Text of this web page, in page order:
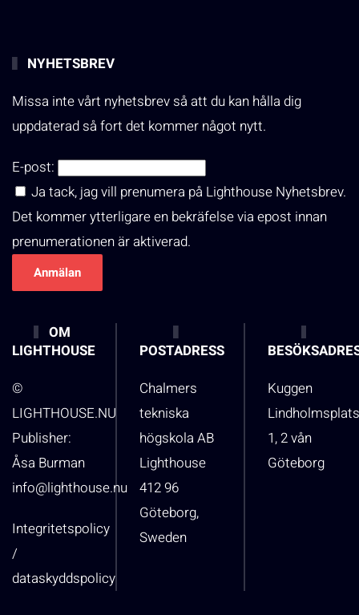
NYHETSBREV
Missa inte vårt nyhetsbrev så att du kan hålla dig
uppdaterad så fort det kommer något nytt.
E-post:
Ja tack, jag vill prenumera på Lighthouse Nyhetsbrev.
Det kommer ytterligare en bekräfelse via epost innan
prenumerationen är aktiverad.
OM
LIGHTHOUSE
©
LIGHTHOUSE.NU
Publisher:
Åsa Burman
info@lighthouse.nu
Integritetspolicy
/
dataskyddspolicy
POSTADRESS
Chalmers
tekniska
högskola AB
Lighthouse
412 96
Göteborg,
Sweden
Kuggen
1, 2 vån
Göteborg